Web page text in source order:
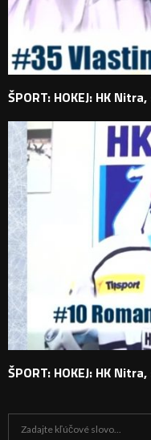
ŠPORT: HOKEJ: HK
ŠPORT: HOKEJ: HK